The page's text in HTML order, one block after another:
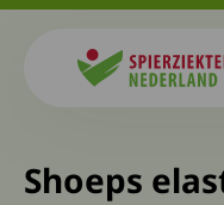
Shoeps